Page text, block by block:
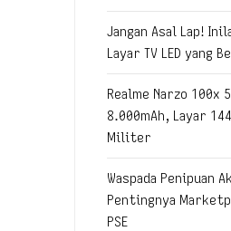
Jangan Asal Lap!
Layar TV LED yang
Realme Narzo 100x
8.000mAh, Layar
Militer
Waspada Penipuan
Pentingnya
PSE